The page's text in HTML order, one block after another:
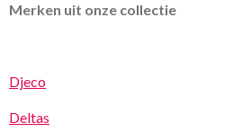
Merken uit onze collectie
Djeco
Deltas